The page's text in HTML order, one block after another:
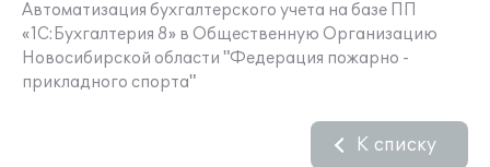
Автоматизация бухгалтерского учета на базе ПП
«1С:Бухгалтерия 8» в Общественную Организацию
Новосибирской области "Федерация пожарно -
прикладного спорта"
К списку